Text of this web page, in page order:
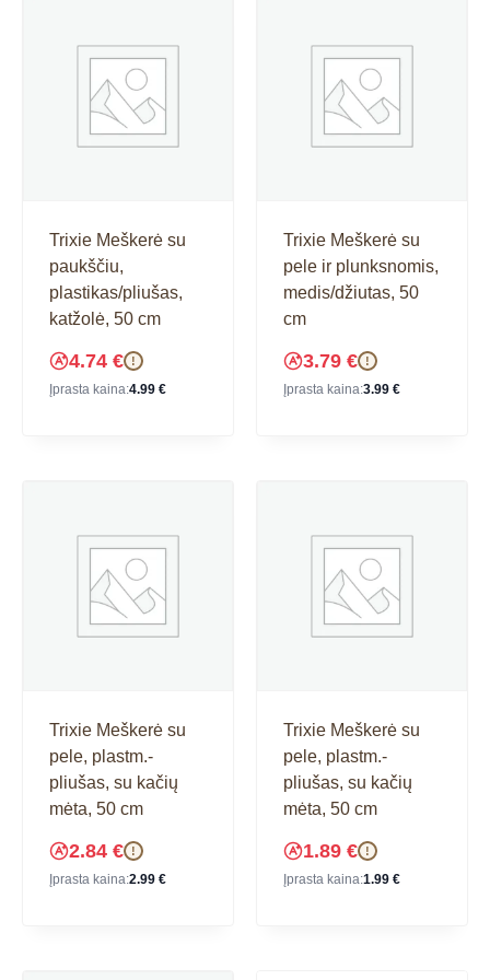
Trixie Meškerė su
paukščiu,
plastikas/pliušas,
katžolė, 50 cm
4.74 € !
Įprasta kaina:4.99 €
Trixie Meškerė su
pele ir plunksnomis,
medis/džiutas, 50
cm
3.79 € !
Įprasta kaina:3.99 €
Trixie Meškerė su
pele, plastm.-
pliušas, su kačių
mėta, 50 cm
2.84 € !
Įprasta kaina:2.99 €
Trixie Meškerė su
pele, plastm.-
pliušas, su kačių
mėta, 50 cm
1.89 € !
Įprasta kaina:1.99 €